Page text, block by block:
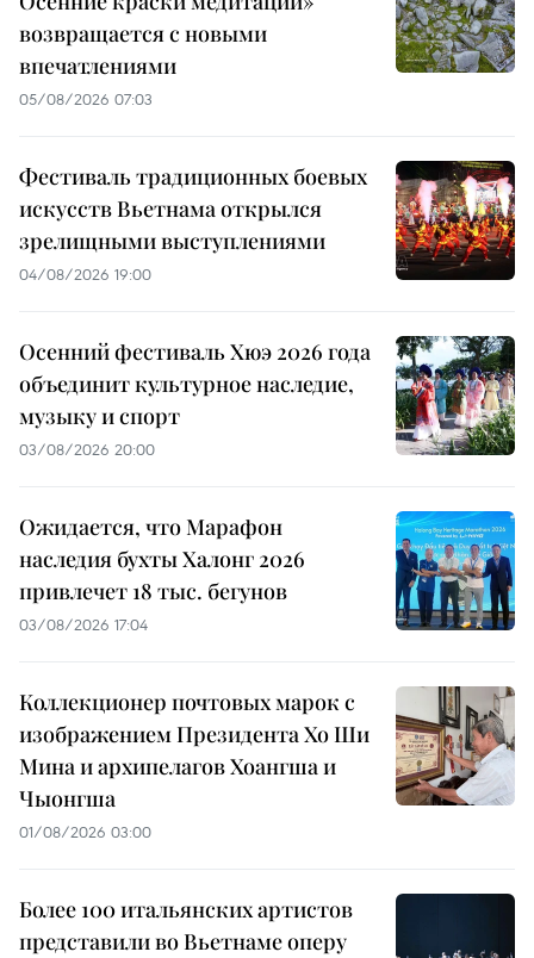
возвращается с новыми
впечатлениями
05/08/2026 07:03
Фестиваль традиционных боевых
искусств Вьетнама открылся
зрелищными выступлениями
04/08/2026 19:00
Осенний фестиваль Хюэ 2026 года
объединит культурное наследие,
музыку и спорт
03/08/2026 20:00
Ожидается, что Марафон
наследия бухты Халонг 2026
привлечет 18 тыс. бегунов
03/08/2026 17:04
Коллекционер почтовых марок с
изображением Президента Хо Ши
Мина и архипелагов Хоангша и
Чыонгша
01/08/2026 03:00
Более 100 итальянских артистов
представили во Вьетнаме оперу